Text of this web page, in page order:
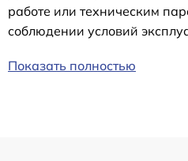
работе или техническим
соблюдении условий
Показать полностью